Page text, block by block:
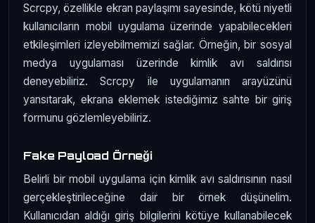
Scrcpy, özellikle ekran paylaşımı sayesinde, kötü niyetli
kullanıcıların mobil uygulama üzerinde yapabilecekleri
etkileşimleri izleyebilmemizi sağlar. Örneğin, bir sosyal
medya uygulaması üzerinde kimlik avı saldırısı
deneyebiliriz. Scrcpy ile uygulamanın arayüzünü
yansıtarak, ekrana eklemek istediğimiz sahte bir giriş
formunu gözlemleyebiliriz.
Fake Payload Örneği
Belirli bir mobil uygulama için kimlik avı saldırısının nasıl
gerçekleştirileceğine dair bir örnek düşünelim.
Kullanıcıdan aldığı giriş bilgilerini kötüye kullanabilecek